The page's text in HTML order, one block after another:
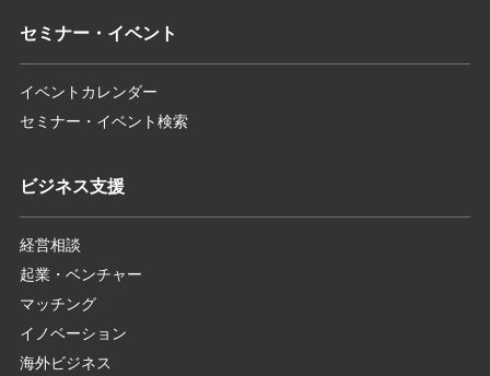
セミナー・イベント
イベントカレンダー
セミナー・イベント検索
ビジネス支援
経営相談
起業・ベンチャー
マッチング
イノベーション
海外ビジネス